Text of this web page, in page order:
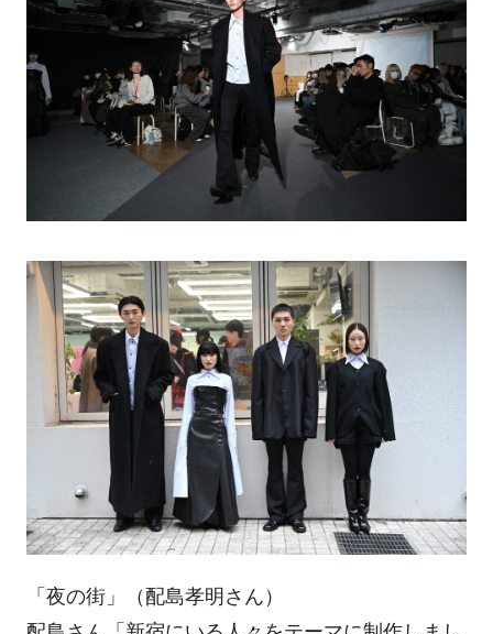
「夜の街」（配島孝明さん）